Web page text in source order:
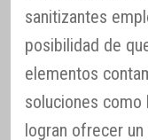
sanitizantes
posibilidad de
elementos
soluciones
logran ofrecer un